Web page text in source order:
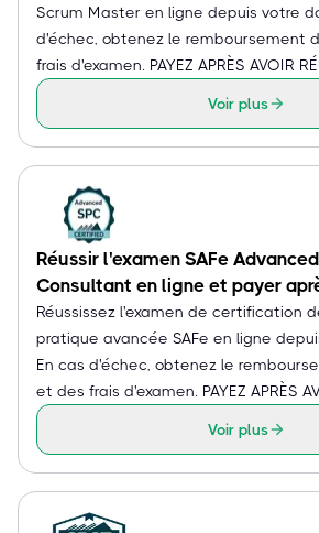
Scrum Master en ligne depuis votre
d'échec, obtenez le remboursement
frais d'examen. PAYEZ APRÈS AVOIR
Voir plus
Réussir l'examen SAFe
Consultant en ligne et payer
Réussissez l'examen de certification
pratique avancée SAFe en ligne
En cas d'échec, obtenez le
et des frais d'examen. PAYEZ APRÈS
Voir plus